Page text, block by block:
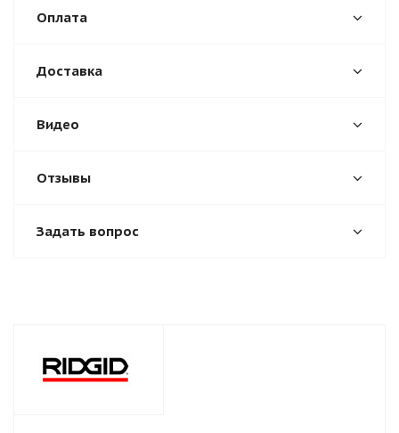
Оплата
Доставка
Видео
Отзывы
Задать вопрос